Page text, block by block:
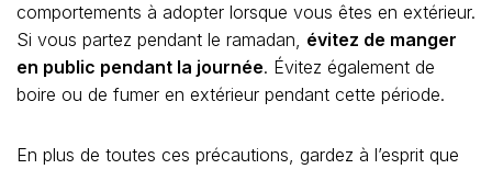
comportements à adopter lorsque vous êtes en extérieur.
Si vous partez pendant le ramadan, évitez de manger
en public pendant la journée. Évitez également de
boire ou de fumer en extérieur pendant cette période.
En plus de toutes ces précautions, gardez à l’esprit que